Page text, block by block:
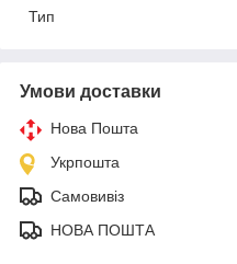
Тип
Умови доставки
Нова Пошта
Укрпошта
Самовивіз
НОВА ПОШТА